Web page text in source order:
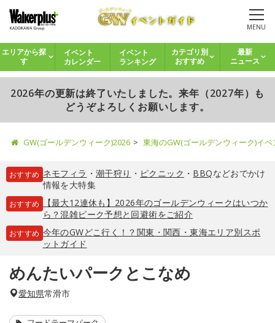
MENU
エリアから探
す
イベント
カレンダー
イベント
ランキング
カテゴリ別
おすすめ
最新
ニュース
2026年の更新は終了いたしました。来年（2027年）も
どうぞよろしくお願いします。
GW(ゴールデンウィーク)2026 東海のGW(ゴールデンウィーク)イ
おすすめ ネモフィラ ・ 潮干狩り ・ ピクニック ・ BBQなどおでかけ
情報を大特集
おすすめ
【最大12連休も】2026年のゴールデンウィークはいつか
ら？混雑ピーク予想と回避術をご紹介
おすすめ 今年のGWどこ行く！？関東・関西・東海エリア別スポ
ットガイド
めんたいパークとこなめ
愛知県常滑市